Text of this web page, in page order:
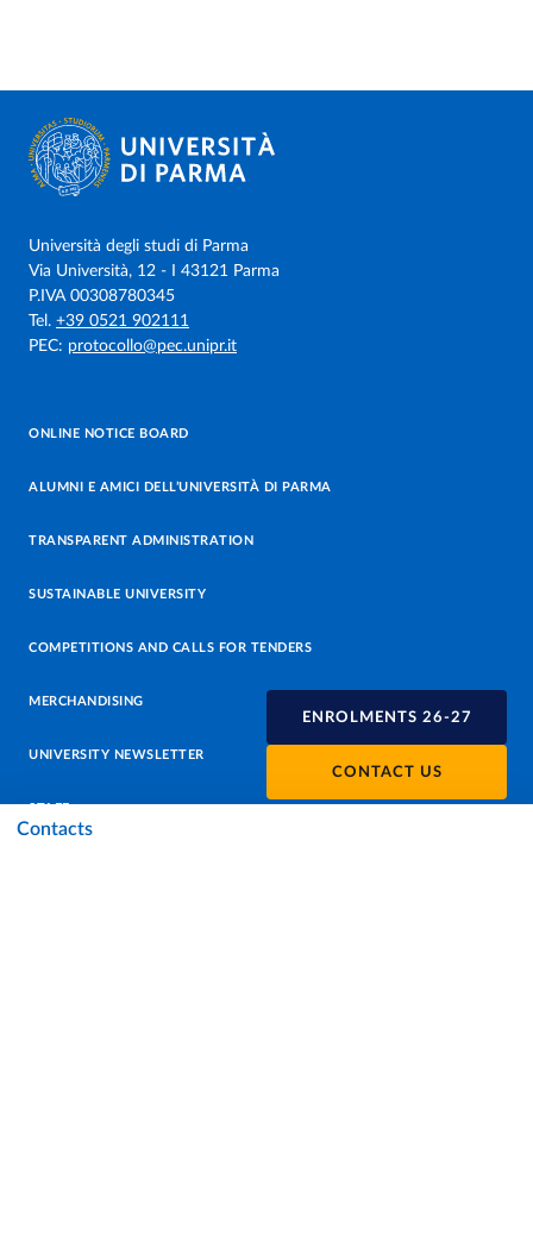
ENROLMENTS 26-27
CONTACT US
Contacts
Università degli studi di Parma
Via Università, 12 - I 43121 Parma
P.IVA 00308780345
Tel. +39 0521 902111
PEC: protocollo@pec.unipr.it
ONLINE NOTICE BOARD
ALUMNI E AMICI DELL’UNIVERSITÀ DI PARMA
TRANSPARENT ADMINISTRATION
SUSTAINABLE UNIVERSITY
COMPETITIONS AND CALLS FOR TENDERS
MERCHANDISING
UNIVERSITY NEWSLETTER
STAFF